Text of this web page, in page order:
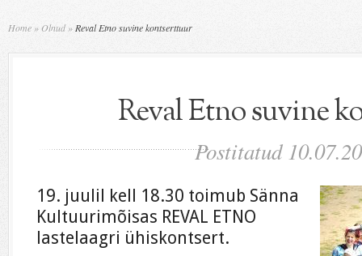
Home» Olnud»Reval Etno suvine kontserttuur
Reval Etno suvine
Postitatud
19. juulil kell 18.30 toimub Sänna
Kultuurimõisas REVAL ETNO
lastelaagri ühiskontsert.